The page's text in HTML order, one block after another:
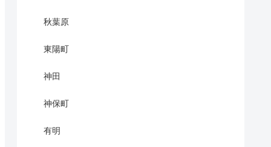
秋葉原
東陽町
神田
神保町
有明